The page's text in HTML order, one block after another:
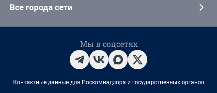
Все города сети
Мы в соцсетях
Контактные данные для Роскомнадзора и государственных органов